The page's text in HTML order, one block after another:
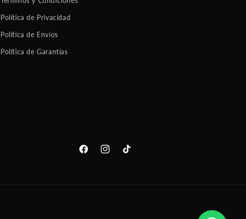
Política de Privacidad
Política de Envíos
Política de Garantías
FacebookInstagramTikTok